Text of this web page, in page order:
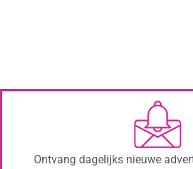
Ontvang dagelijks nieuwe